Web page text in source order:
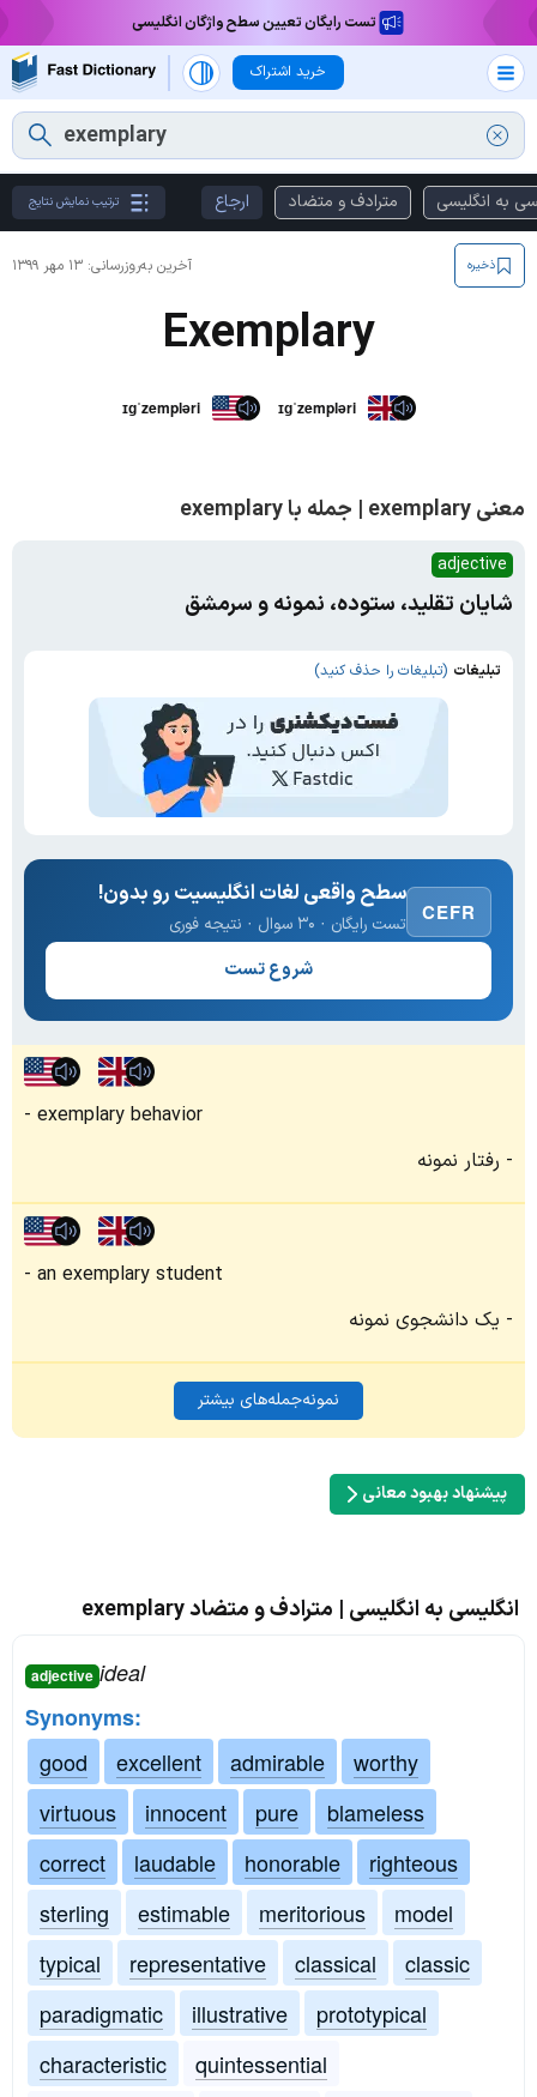
تست رایگان تعیین سطح واژگان انگلیسی
خرید اشتراک
به انگلیسی مترادف و متضاد ارجاع ترتیب نمایش نتایج
آخرین به‌روزرسانی: ۱۳ مهر ۱۳۹۹ ذخیره
Exemplary
ɪɡˈzempləri ɪɡˈzempləri
معنی exemplary | جمله با exemplary
adjective
شایان تقلید، ستوده، نمونه و سرمشق
تبلیغات (تبلیغات را حذف کنید)
CEFR
سطح واقعی لغات انگلیسیت رو بدون!
تست رایگان · ۳۰ سوال · نتیجه فوری
شروع تست
exemplary behavior
رفتار نمونه
an exemplary student
یک دانشجوی نمونه
نمونه‌جمله‌های بیشتر
پیشنهاد بهبود معانی
انگلیسی به انگلیسی | مترادف و متضاد exemplary
adjective ideal
Synonyms:
good
excellent admirable
worthy
virtuous
innocent pure
blameless
correct
laudable honorable
righteous
sterling
estimable meritorious
model
typical
representative classical
classic
paradigmatic
illustrative
prototypical
characteristic
quintessential